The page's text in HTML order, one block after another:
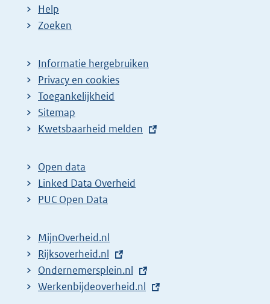
Help
Zoeken
Informatie hergebruiken
Privacy en cookies
Toegankelijkheid
Sitemap
E
t
e
r
l
i
n
k
Kwetsbaarheid melden
Open data
Linked Data Overheid
PUC Open Data
MijnOverheid.nl
E
x
t
Rijksoverheid.nl
E
x
Ondernemersplein.nl
E
Werkenbijdeoverheid.nl